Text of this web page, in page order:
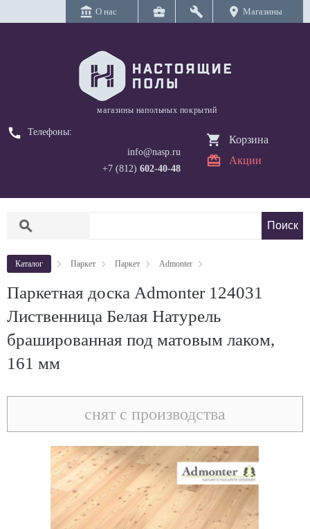
account_balance О нас business_center build location_on Магазины
магазины напольных покрытий
call
Телефоны:
info@nasp.ru
+7 (812) 602-40-48
Корзина
Акции
search
Каталог Паркет Паркет Admonter
Паркетная доска Admonter 124031
Лиственница Белая Натурель
брашированная под матовым лаком,
161 мм
снят с производства